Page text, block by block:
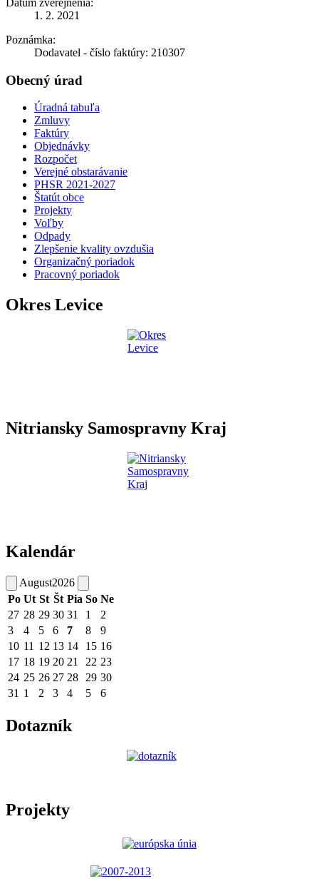
1. 2. 2021
Poznámka:
Dodavatel - číslo faktúry: 210307
Obecný úrad
Úradná tabuľa
Zmluvy
Faktúry
Objednávky
Rozpočet
Verejné obstarávanie
PHSR 2021-2027
Štatút obce
Projekty
Voľby
Odpady
Zlepšenie kvality ovzdušia
Organizačný poriadok
Pracovný poriadok
Okres Levice
Nitriansky Samospravny Kraj
Kalendár
August2026
Po Ut St Št Pia So Ne
27 28 29 30 31 1
2
3
4 5 6 7 8
9
10 11 12 13 14 15 16
17 18 19 20 21 22 23
24 25 26 27 28 29 30
31 1 2 3 4 5 6
Dotazník
Projekty